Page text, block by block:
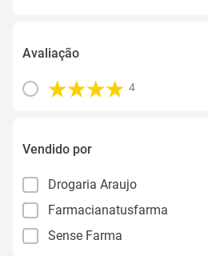
Avaliação
4
Vendido por
Drogaria Araujo
Farmacianatusfarma
Sense Farma